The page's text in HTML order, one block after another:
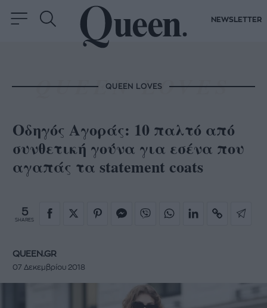
NEWSLETTER
QUEEN LOVES
Οδηγός Αγοράς: 10 παλτό από
συνθετική γούνα για εσένα που
αγαπάς τα statement coats
5
SHARES
QUEEN.GR
07 Δεκεμβρίου 2018